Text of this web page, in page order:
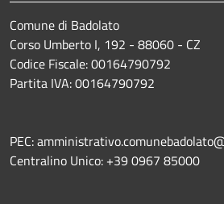
Comune di Badolato
Corso Umberto I, 192 - 88060 - CZ
Codice Fiscale: 00164790792
Partita IVA: 00164790792
PEC:
Centralino Unico: +39 0967 85000